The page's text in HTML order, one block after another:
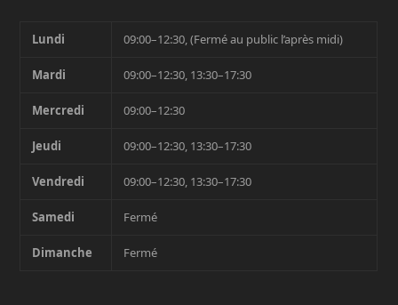
Lundi 09:00–12:30, (Fermé au public l’après midi)
Mardi 09:00–12:30, 13:30–17:30
Mercredi 09:00–12:30
Jeudi 09:00–12:30, 13:30–17:30
Vendredi 09:00–12:30, 13:30–17:30
Samedi Fermé
Dimanche Fermé